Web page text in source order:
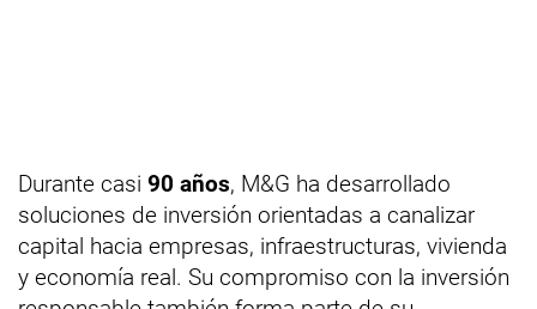
Durante casi 90 años, M&G ha desarrollado
soluciones de inversión orientadas a canalizar
capital hacia empresas, infraestructuras, vivienda
y economía real. Su compromiso con la inversión